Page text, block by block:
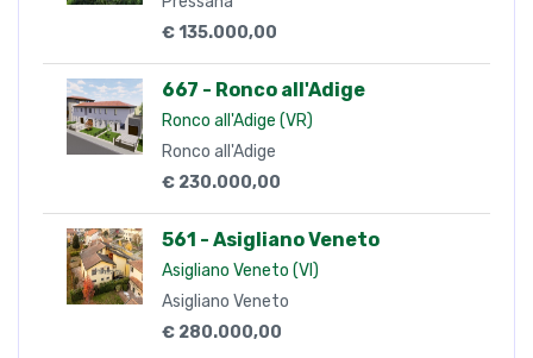
Asigliano Veneto
€ 280.000,00
660-C - Albaredo d'Adige
Albaredo d'Adige (VR)
Albaredo d'Adige
€ 60.000,00
686 - Ronco all'Adige
Ronco all'Adige (VR)
Ronco all'Adige
€ 12.000,00